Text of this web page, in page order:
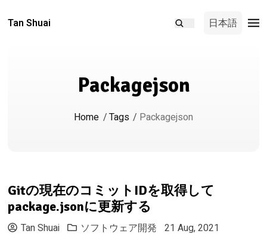
Tan Shuai 日本語
Packagejson
Home /Tags / Packagejson
Gitの現在のコミットIDを取得して
package.jsonに更新する
Tan Shuai ソフトウェア開発 21 Aug, 2021